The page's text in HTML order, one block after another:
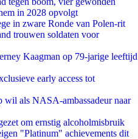
in 2028 opvolgt
in zware Ronde van Polen-rit
trouwen soldaten voor
Kaagman op 79-jarige leeftijd
early access tot
wil als NASA-ambassadeur naar
om ernstig alcoholmisbruik
"Platinum" achievements dit